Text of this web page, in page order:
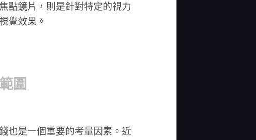
點鏡片，則是針對特定的視力
覺效果。
圍
也是一個重要的考量因素。近